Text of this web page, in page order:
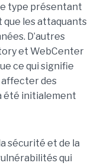
type présentant
que les attaquants
D’autres
et WebCenter
ce qui signifie
affecter des
été initialement
sécurité et de la
qui